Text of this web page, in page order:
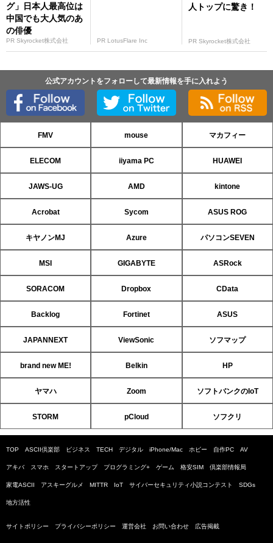
グ」日本人最高位は
中国でも大人気のあ
の俳優
PR Skyrocket株式会社 PR LotusFlare Inc
人トップに驚き！
PR Skyrocket株式会社
公式アカウントをフォローして最新情報を手に入れよう
FMV mouse マカフィー
ELECOM iiyama PC HUAWEI
JAWS-UG AMD kintone
Acrobat Sycom ASUS ROG
キヤノンMJ Azure パソコンSEVEN
MSI GIGABYTE ASRock
SORACOM Dropbox CData
Backlog Fortinet ASUS
JAPANNEXT ViewSonic ソフマップ
brand new ME! Belkin HP
ヤマハ Zoom ソフトバンクのIoT
STORM pCloud ソフクリ
TOP ASCII倶楽部 ビジネス TECH デジタル iPhone/Mac ホビー 自作PC AV
アキバ スマホ スタートアップ プログラミング+ ゲーム 格安SIM 倶楽部情報局
家電ASCII アスキーグルメ MITTR IoT サイバーセキュリティ小説コンテスト SDGs
地方活性
サイトポリシー プライバシーポリシー 運営会社 お問い合わせ 広告掲載